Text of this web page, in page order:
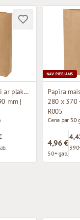
Papīra maisiņi ar plakanu pamatni
mm |
NAV PIEEJAMS
280 x 370
R005
Cena par 50
4,96 €
50+ gab.